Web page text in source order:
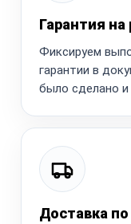
Гарантия
Фиксируем
гарантии в
было сделано и
Доставка